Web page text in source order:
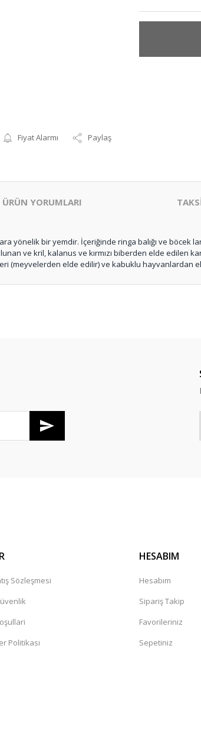
Fiyat Alarmı Paylaş
ÜRÜN YORUMLARI
yönelik bir yemdir. İçeriğinde ringa balığı ve böcek
ve kril, kalanus ve kırmızı biberden elde edilen
(meyvelerden elde edilir) ve kabuklu
Sözleşmesi
Politikası
HESABIM
Hesabım
Sipariş Takip
Favorileriniz
Sepetiniz